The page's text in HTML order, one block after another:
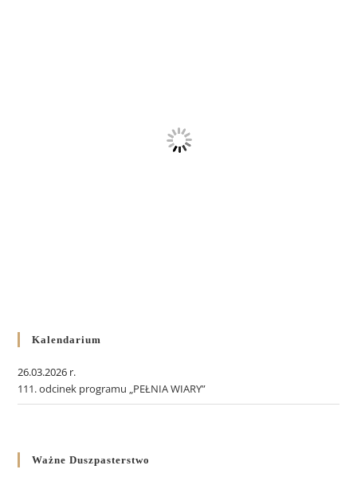
Kalendarium
26.03.2026 r.
111. odcinek programu „PEŁNIA WIARY”
Ważne Duszpasterstwo